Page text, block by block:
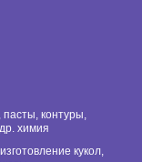
пасты, контуры,
химия
кукол,